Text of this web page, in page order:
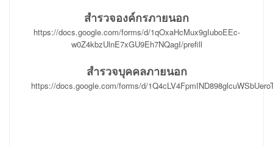
สำรวจองค์กรภายนอก
https://docs.google.com/forms/d/1qOxaHcMux9gIuboEEc-
w0Z4kbzUlnE7xGU9Eh7NQagI/prefill
สำรวจบุคคลภายนอก
https://docs.google.com/forms/d/